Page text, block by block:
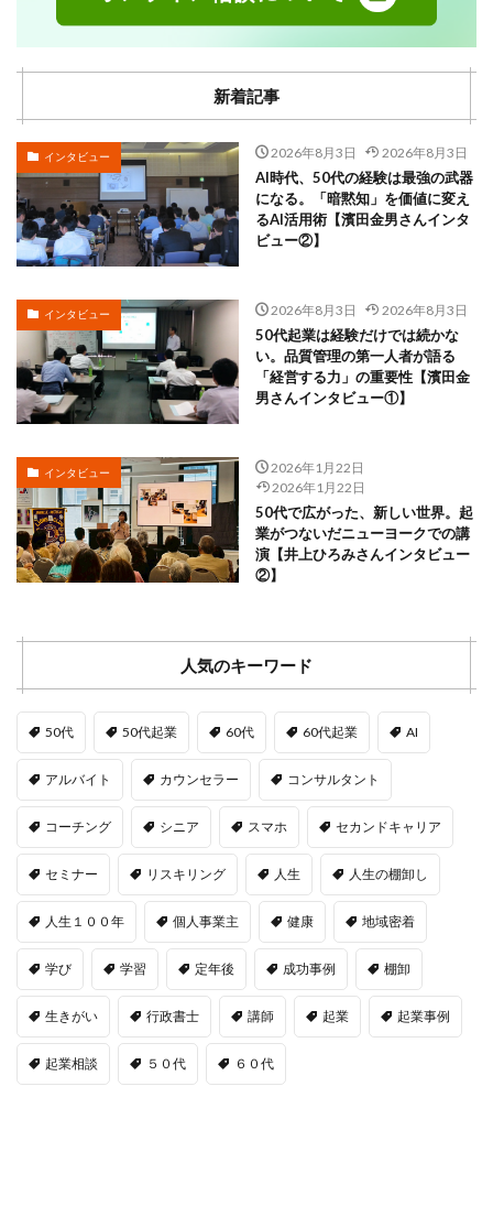
新着記事
インタビュー 2026年8月3日 2026年8月3日
AI時代、50代の経験は最強の武器
になる。「暗黙知」を価値に変え
るAI活用術【濱田金男さんインタ
ビュー②】
インタビュー 2026年8月3日 2026年8月3日
50代起業は経験だけでは続かな
い。品質管理の第一人者が語る
「経営する力」の重要性【濱田金
男さんインタビュー①】
インタビュー
2026年1月22日
2026年1月22日
50代で広がった、新しい世界。起
業がつないだニューヨークでの講
演【井上ひろみさんインタビュー
②】
人気のキーワード
50代 50代起業 60代 60代起業 AI
アルバイト カウンセラー コンサルタント
コーチング シニア スマホ セカンドキャリア
セミナー リスキリング 人生 人生の棚卸し
人生１００年 個人事業主 健康 地域密着
学び 学習 定年後 成功事例 棚卸
生きがい 行政書士 講師 起業 起業事例
起業相談 ５０代 ６０代